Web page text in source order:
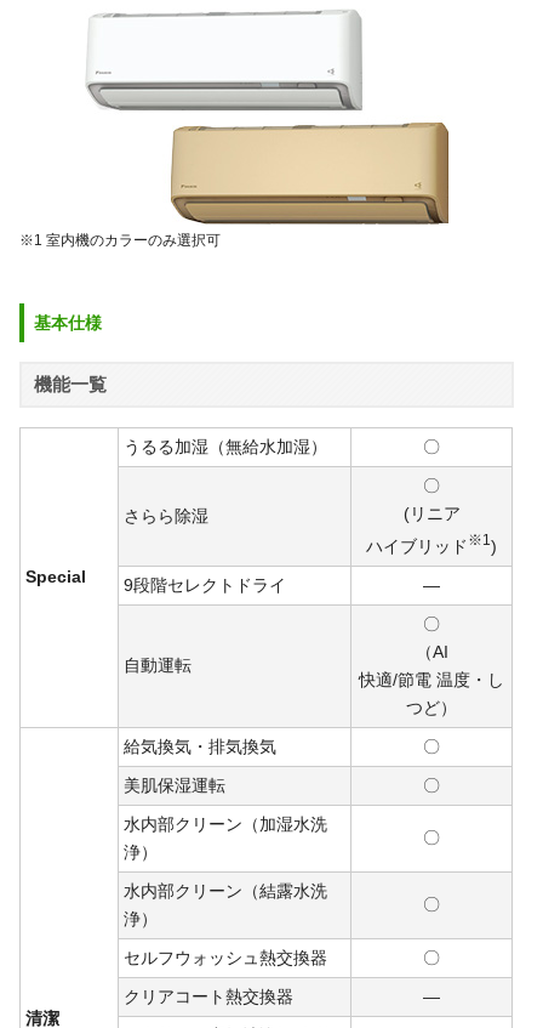
※1 室内機のカラーのみ選択可
基本仕様
機能一覧
Special
うるる加湿（無給水加湿） 〇
さらら除湿
〇
(リニア
ハイブリ ッド ※1 )
9段階セレクトドライ ―
自動運転
〇
（AI
快適/節電 温度・し
つど）
清潔
給気換気・排気換気
〇
美肌保湿運転
〇
水内部クリーン（加湿水洗
浄）
〇
水内部クリーン（結露水洗
浄）
〇
セルフウォッシュ熱交換器
〇
クリアコート熱交換器
―